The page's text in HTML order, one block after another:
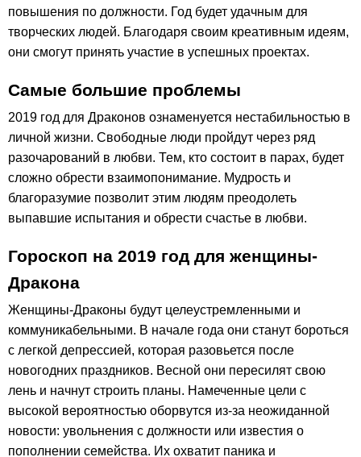
повышения по должности. Год будет удачным для
творческих людей. Благодаря своим креативным идеям,
они смогут принять участие в успешных проектах.
Самые большие проблемы
2019 год для Драконов ознаменуется нестабильностью в
личной жизни. Свободные люди пройдут через ряд
разочарований в любви. Тем, кто состоит в парах, будет
сложно обрести взаимопонимание. Мудрость и
благоразумие позволит этим людям преодолеть
выпавшие испытания и обрести счастье в любви.
Гороскоп на 2019 год для женщины-
Дракона
Женщины-Драконы будут целеустремленными и
коммуникабельными. В начале года они станут бороться
с легкой депрессией, которая разовьется после
новогодних праздников. Весной они пересилят свою
лень и начнут строить планы. Намеченные цели с
высокой вероятностью оборвутся из-за неожиданной
новости: увольнения с должности или известия о
пополнении семейства. Их охватит паника и